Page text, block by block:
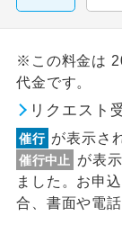
※この料金は
代金です。
リクエスト
催行 が表示さ
催行中止
が表
ました。お申
合、書面や電